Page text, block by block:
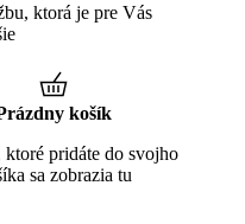
ktorá je pre Vás
košík
ktoré pridáte do svojho
sa zobrazia tu